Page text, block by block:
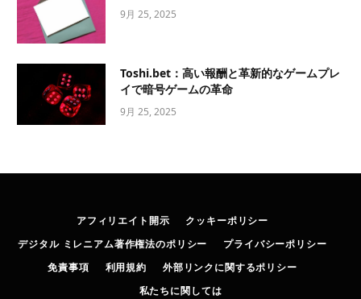
9月 25, 2025
Toshi.bet：高い報酬と革新的なゲームプレ
イで暗号ゲームの革命
9月 25, 2025
アフィリエイト開示
クッキーポリシー
デジタル ミレニアム著作権法のポリシー
プライバシーポリシー
免責事項
利用規約
外部リンクに関するポリシー
私たちに関しては